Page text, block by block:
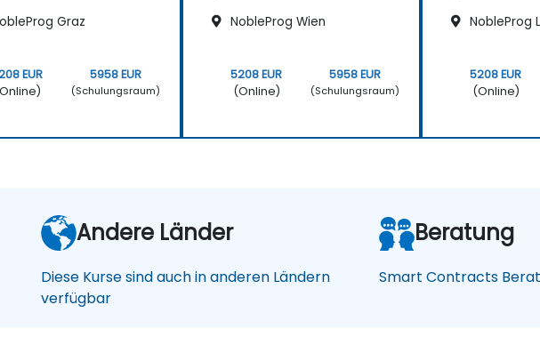
Graz
EUR
5958 EUR
(Schulungsraum)
NobleProg Wien
5208 EUR
(Online)
5958 EUR
(Schulungsraum)
NobleProg
5208 EUR
(Online)
Andere Länder
Diese Kurse sind auch in anderen Ländern
verfügbar
Beratung
Smart Contracts